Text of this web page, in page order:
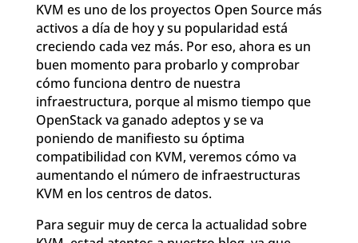
KVM es uno de los proyectos Open Source más
activos a día de hoy y su popularidad está
creciendo cada vez más. Por eso, ahora es un
buen momento para probarlo y comprobar
cómo funciona dentro de nuestra
infraestructura, porque al mismo tiempo que
OpenStack va ganado adeptos y se va
poniendo de manifiesto su óptima
compatibilidad con KVM, veremos cómo va
aumentando el número de infraestructuras
KVM en los centros de datos.
Para seguir muy de cerca la actualidad sobre